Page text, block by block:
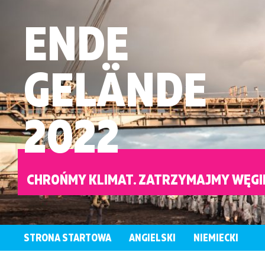
ENDE
GELÄNDE
2022
CHROŃMY KLIMAT. ZATRZYMAJMY
STRONA STARTOWA ANGIELSKI NIEMIECKI